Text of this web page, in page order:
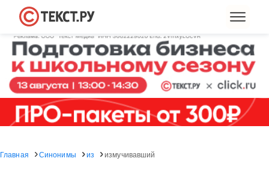
Главная Синонимы из измучивавший